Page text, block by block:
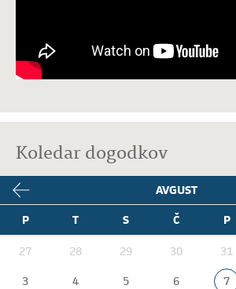
Koledar dogodkov
AVGUST
P
T S Č P
27 28 29 30 31
3
4 5 6 7